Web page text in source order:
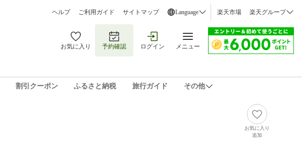
ヘルプ ご利用ガイド サイトマップ Language 楽天市場 楽天グループ
お気に入り 予約確認 ログイン メニュー
割引クーポン ふるさと納税 旅行ガイド その他
お気に入り
追加